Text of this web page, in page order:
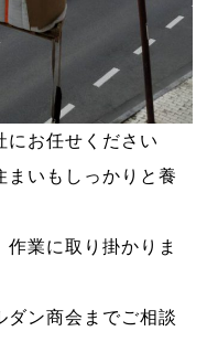
にお任せください
まいもしっかりと養
業に取り掛かりま
ダン商会までご相談